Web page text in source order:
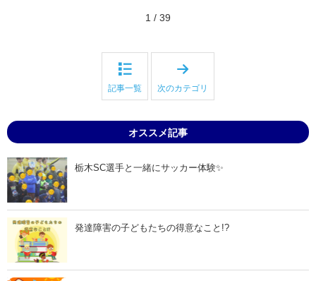
1 / 39
記事一覧
ト
次のカテゴリ
オススメ記事
栃木SC選手と一緒にサッカー体験✨
発達障害の子どもたちの得意なこと!?